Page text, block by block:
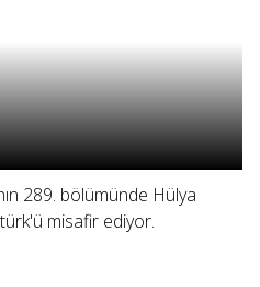
289. bölümünde Hülya
misafir ediyor.